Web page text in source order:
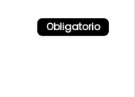
Obligatorio